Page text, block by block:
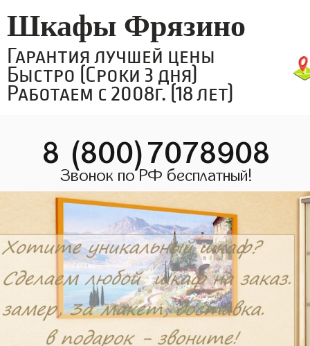
Шкафы Фрязино
Гарантия лучшей цены
Быстро (Сроки 3 дня)
Работаем с 2008г. (18 лет)
8 (800)7078908
Звонок по РФ бесплатный!